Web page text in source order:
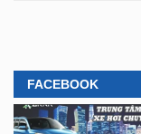
FACEBOOK